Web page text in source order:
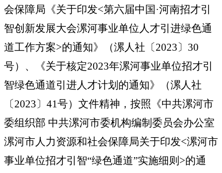
会保障局《关于印发<第六届中国·河南招才引
智创新发展大会漯河事业单位人才引进绿色通
道工作方案>的通知》（漯人社〔 2023 〕 30
号）、《关于核定2023年漯河事业单位招才引
智绿色通道引进人才计划的通知》（漯人社
〔 2023 〕 41号）文件精神，按照《中共漯河市
委组织部 中共漯河市委机构编制委员会办公室
漯河市人力资源和社会保障局关于印发<漯河市
事业单位招才引智“绿色通道”实施细则 >的通